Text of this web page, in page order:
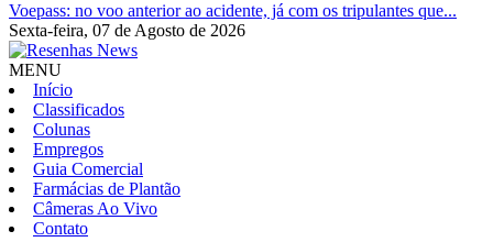
Voepass: no voo anterior ao acidente, já com os tripulantes que...
Sexta-feira, 07 de Agosto de 2026
MENU
Início
Classificados
Colunas
Empregos
Guia Comercial
Farmácias de Plantão
Câmeras Ao Vivo
Contato